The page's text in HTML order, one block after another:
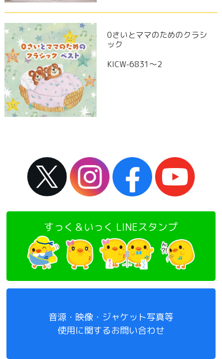
0さいとママのためのクラシ
ック
KICW-6831～2
すっく＆いっく LINEスタンプ
音源・映像・ジャケット写真等
使用に関するお問い合わせ